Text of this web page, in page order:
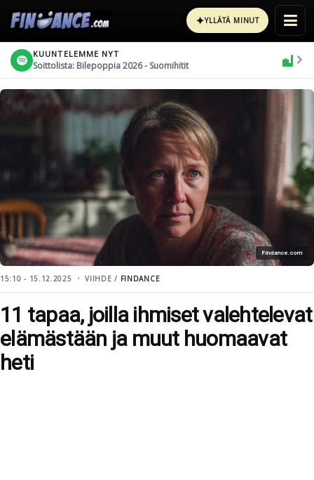
✦YLLÄTÄ MINUT
KUUNTELEMME NYT
Soittolista: Bilepoppia 2026 - Suomihitit
Findance.com
15:10 - 15.12.2025 VIIHDE / FINDANCE
11 tapaa, joilla ihmiset valehtelevat
elämästään ja muut huomaavat
heti